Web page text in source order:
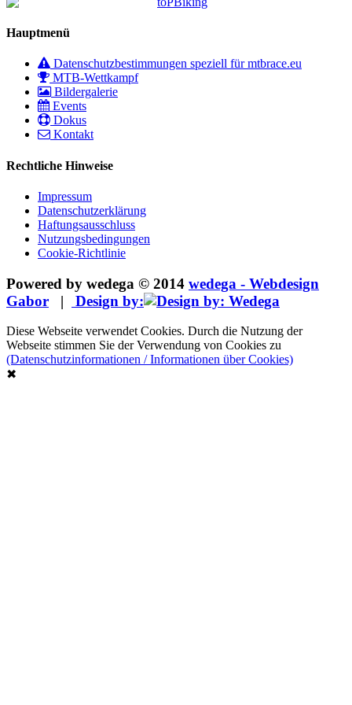
Hauptmenü
Datenschutzbestimmungen speziell für mtbrace.eu
MTB-Wettkampf
Bildergalerie
Events
Dokus
Kontakt
Rechtliche Hinweise
Impressum
Datenschutzerklärung
Haftungsausschluss
Nutzungsbedingungen
Cookie-Richtlinie
Powered by wedega © 2014 wedega - Webdesign
Gabor | Design by:
Diese Webseite verwendet Cookies. Durch die Nutzung der
Webseite stimmen Sie der Verwendung von Cookies zu
(Datenschutzinformationen / Informationen über Cookies)
✖